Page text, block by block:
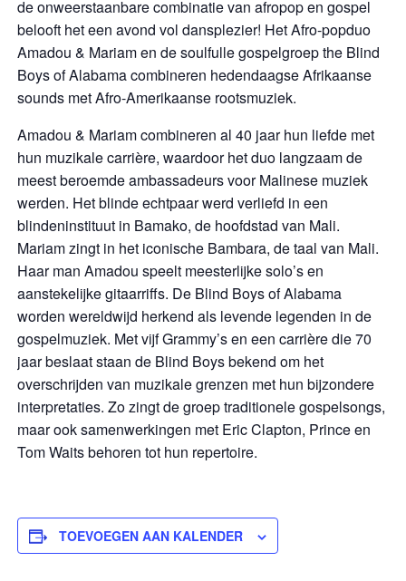
de onweerstaanbare combinatie van afropop en gospel
belooft het een avond vol dansplezier! Het Afro-popduo
Amadou & Mariam en de soulfulle gospelgroep the Blind
Boys of Alabama combineren hedendaagse Afrikaanse
sounds met Afro-Amerikaanse rootsmuziek.
Amadou & Mariam combineren al 40 jaar hun liefde met
hun muzikale carrière, waardoor het duo langzaam de
meest beroemde ambassadeurs voor Malinese muziek
werden. Het blinde echtpaar werd verliefd in een
blindeninstituut in Bamako, de hoofdstad van Mali.
Mariam zingt in het iconische Bambara, de taal van Mali.
Haar man Amadou speelt meesterlijke solo’s en
aanstekelijke gitaarriffs. De Blind Boys of Alabama
worden wereldwijd herkend als levende legenden in de
gospelmuziek. Met vijf Grammy’s en een carrière die 70
jaar beslaat staan de Blind Boys bekend om het
overschrijden van muzikale grenzen met hun bijzondere
interpretaties. Zo zingt de groep traditionele gospelsongs,
maar ook samenwerkingen met Eric Clapton, Prince en
Tom Waits behoren tot hun repertoire.
TOEVOEGEN AAN KALENDER